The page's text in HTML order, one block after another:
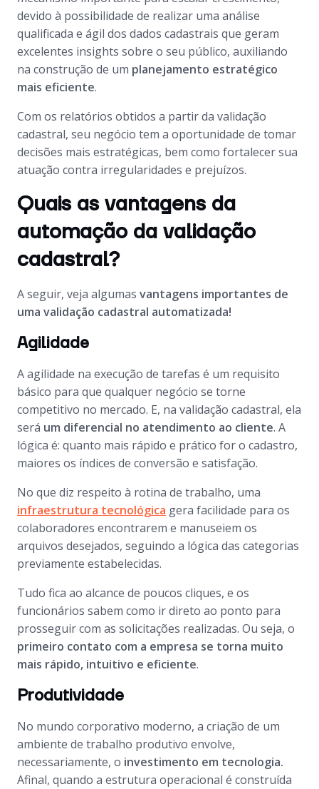
devido à possibilidade de realizar uma análise
qualificada e ágil dos dados cadastrais que geram
excelentes insights sobre o seu público, auxiliando
na construção de um planejamento estratégico
mais eficiente.
Com os relatórios obtidos a partir da validação
cadastral, seu negócio tem a oportunidade de tomar
decisões mais estratégicas, bem como fortalecer sua
atuação contra irregularidades e prejuízos.
Quais as vantagens da
automação da validação
cadastral?
A seguir, veja algumas vantagens importantes de
uma validação cadastral automatizada!
Agilidade
A agilidade na execução de tarefas é um requisito
básico para que qualquer negócio se torne
competitivo no mercado. E, na validação cadastral, ela
será um diferencial no atendimento ao cliente. A
lógica é: quanto mais rápido e prático for o cadastro,
maiores os índices de conversão e satisfação.
No que diz respeito à rotina de trabalho, uma
infraestrutura tecnológica gera facilidade para os
colaboradores encontrarem e manuseiem os
arquivos desejados, seguindo a lógica das categorias
previamente estabelecidas.
Tudo fica ao alcance de poucos cliques, e os
funcionários sabem como ir direto ao ponto para
prosseguir com as solicitações realizadas. Ou seja, o
primeiro contato com a empresa se torna muito
mais rápido, intuitivo e eficiente.
Produtividade
No mundo corporativo moderno, a criação de um
ambiente de trabalho produtivo envolve,
necessariamente, o investimento em tecnologia.
Afinal, quando a estrutura operacional é construída